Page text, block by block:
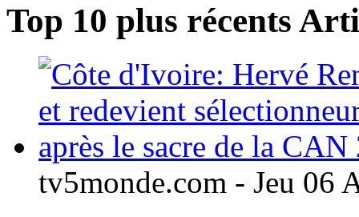
Top 10 plus récents
tv5monde.com - Jeu 06